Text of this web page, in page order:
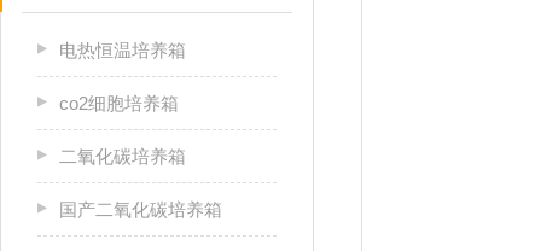
电热恒温培养箱
co2细胞培养箱
二氧化碳培养箱
国产二氧化碳培养箱